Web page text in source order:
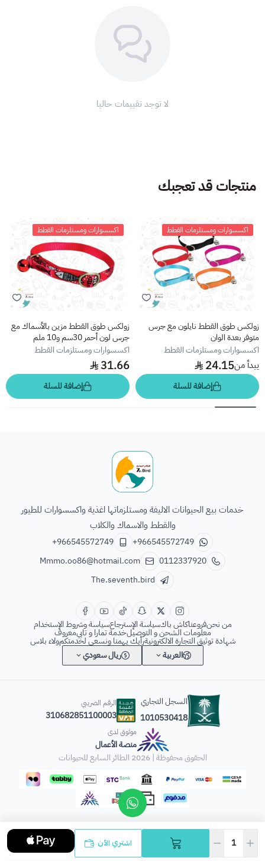
اشتري الآن
لا توجد تقييمات حاليا
منتجات قد تعجبك
اكسسوارات ومستلزمات القطط
زولكس طوق القطط نايلون مع جرس
متوفر بعدة الوان
اكسسوارات ومستلزمات القطط
يبدأ من24.15
إضافة للسلة
اكسسوارات ومستلزمات القطط
زولكس طوق القطط مزين بالأسماك مع
جرس لون أحمر 30سم و10 ملم
اكسسوارات ومستلزمات القطط
31.66
إضافة للسلة
خدمات بيع الحيوانات الاليفة ومستلزماتها اغذية واكسسوارات للطيور
والقطط والاسماك والكلاب
+966545572749
+966545572749
0112337920
Mmmo.oo86@hotmail.com
The.seventh.bird
من نحنفروعناكاش باكسياسة الإسترجاعسياسة وشروط الإستخدام
معلومات الشحن و التوصيلخدمة تمارا و تابيمعروف
شهادة توثيق التجارة الالكترونيةرأيك يهمنا ونسعى لخدمتكمولاء بلاس
العربية
ريال سعودي
السجل التجاري
1010530418
الرقم الضريبي
310682851100003
موثوق لدى
منصة الأعمال
الحقوق محفوظة | 2026
الطائر السابع للحيوانات